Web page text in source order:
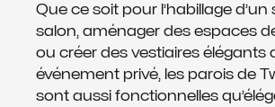
Que ce soit pour l’habillage
salon, aménager des espaces
ou créer des vestiaires élégants
événement privé, les parois de
sont aussi fonctionnelles